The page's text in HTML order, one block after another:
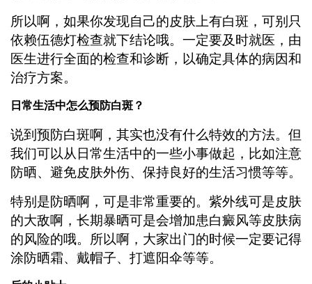
所以啊，如果你发现自己的皮肤上有白斑，可别只
依赖伍德灯检查就下结论哦。一定要及时就医，由
医生进行全面的检查和诊断，以确定具体的病因和
治疗方案。
日常生活中怎么预防白斑？
说到预防白斑啊，其实也没有什么特效的方法。但
我们可以从日常生活中的一些小事做起，比如注意
防晒、避免皮肤外伤、保持良好的生活习惯等等。
特别是防晒啊，可是非常重要的。紫外线可是皮肤
的大敌啊，长期暴晒可是会增加患白癜风等皮肤病
的风险的哦。所以啊，大家出门的时候一定要记得
涂防晒霜、戴帽子、打遮阳伞等等。